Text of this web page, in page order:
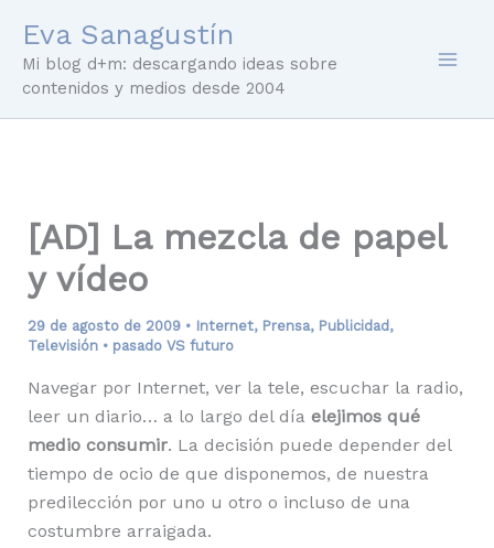
contenido
Eva Sanagustín
Mi blog d+m: descargando ideas sobre
contenidos y medios desde 2004
[AD] La mezcla de papel
y vídeo
29 de agosto de 2009 • Internet, Prensa, Publicidad ,
Televisión• pasado VS futuro
Navegar por Internet, ver la tele, escuchar la radio,
leer un diario… a lo largo del día elejimos qué
medio consumir. La decisión puede depender del
tiempo de ocio de que disponemos, de nuestra
predilección por uno u otro o incluso de una
costumbre arraigada.